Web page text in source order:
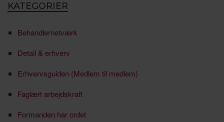
KATEGORIER
Behandlernetværk
Detail & erhverv
Erhvervsguiden (Medlem til medlem)
Faglært arbejdskraft
Formanden har ordet